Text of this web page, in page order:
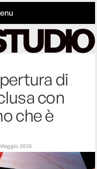
di
con
che è
2025